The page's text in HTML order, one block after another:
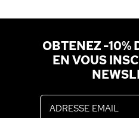
OBTENEZ -10%
EN VOUS